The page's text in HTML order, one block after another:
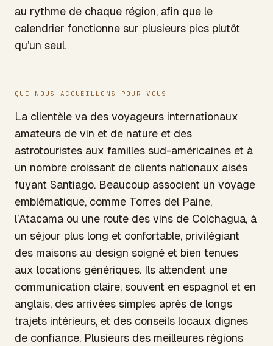
au rythme de chaque région, afin que le
calendrier fonctionne sur plusieurs pics plutôt
qu’un seul.
QUI NOUS ACCUEILLONS POUR VOUS
La clientèle va des voyageurs internationaux
amateurs de vin et de nature et des
astrotouristes aux familles sud-américaines et à
un nombre croissant de clients nationaux aisés
fuyant Santiago. Beaucoup associent un voyage
emblématique, comme Torres del Paine,
l’Atacama ou une route des vins de Colchagua, à
un séjour plus long et confortable, privilégiant
des maisons au design soigné et bien tenues
aux locations génériques. Ils attendent une
communication claire, souvent en espagnol et en
anglais, des arrivées simples après de longs
trajets intérieurs, et des conseils locaux dignes
de confiance. Plusieurs des meilleures régions